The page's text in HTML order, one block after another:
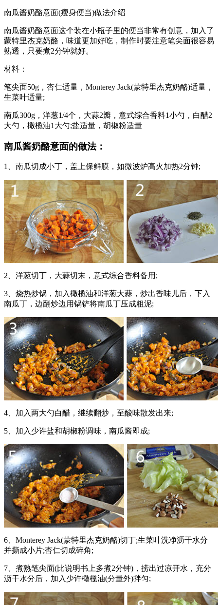
南瓜酱奶酪意面(瘦身便当)做法介绍
南瓜酱奶酪意面这个装在小瓶子里的便当非常有创意，加入了
蒙特里杰克奶酪，味道更加好吃，制作时要注意笔尖面很容易
熟透，只要煮2分钟就好。
材料：
笔尖面50g，杏仁适量，Monterey Jack(蒙特里杰克奶酪)适量，
生菜叶适量;
南瓜300g，洋葱1/4个，大蒜2瓣，意式综合香料1小勺，白醋2
大勺，橄榄油1大勺;盐适量，胡椒粉适量
南瓜酱奶酪意面的做法：
1、南瓜切成小丁，盖上保鲜膜，如微波炉高火加热2分钟;
2、洋葱切丁，大蒜切末，意式综合香料备用;
3、烧热炒锅，加入橄榄油和洋葱大蒜，炒出香味儿后，下入
南瓜丁，边翻炒边用锅铲将南瓜丁压成粗泥;
4、加入两大勺白醋，继续翻炒，至酸味散发出来;
5、加入少许盐和胡椒粉调味，南瓜酱即成;
6、Monterey Jack(蒙特里杰克奶酪)切丁;生菜叶洗净沥干水分
并撕成小片;杏仁切成碎角;
7、煮熟笔尖面(比说明书上多煮2分钟)，捞出过凉开水，充分
沥干水分后，加入少许橄榄油(分量外)拌匀;